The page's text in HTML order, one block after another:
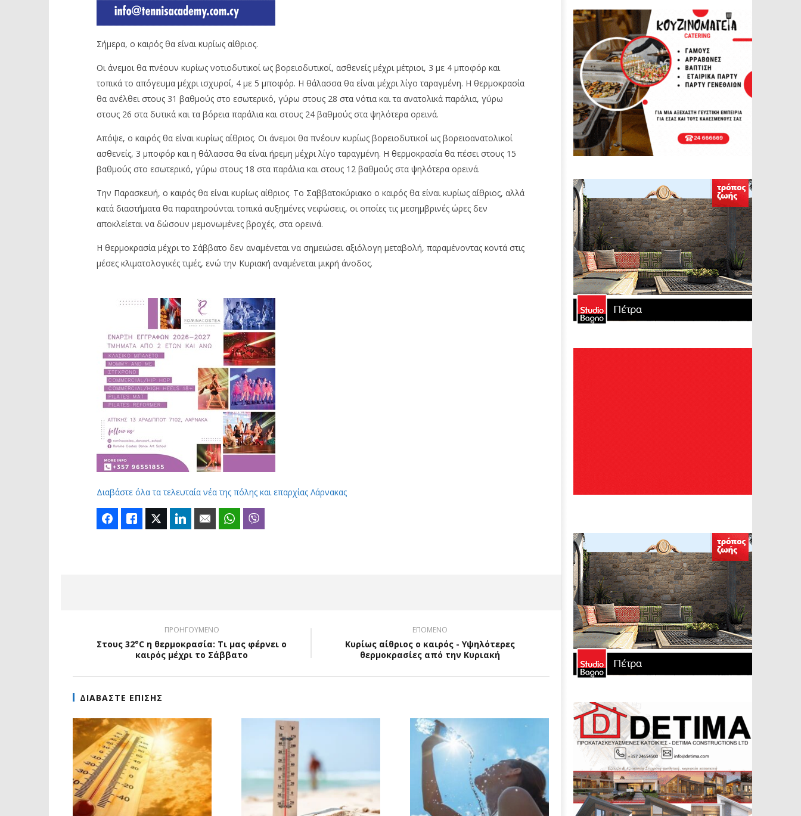
Σήμερα, ο καιρός θα είναι κυρίως αίθριος.
Οι άνεμοι θα πνέουν κυρίως νοτιοδυτικοί ως βορειοδυτικοί, ασθενείς μέχρι μέτριοι, 3 με 4 μποφόρ και
τοπικά το απόγευμα μέχρι ισχυροί, 4 με 5 μποφόρ. Η θάλασσα θα είναι μέχρι λίγο ταραγμένη. Η θερμοκρασία
θα ανέλθει στους 31 βαθμούς στο εσωτερικό, γύρω στους 28 στα νότια και τα ανατολικά παράλια, γύρω
στους 26 στα δυτικά και τα βόρεια παράλια και στους 24 βαθμούς στα ψηλότερα ορεινά.
Απόψε, ο καιρός θα είναι κυρίως αίθριος. Οι άνεμοι θα πνέουν κυρίως βορειοδυτικοί ως βορειοανατολικοί
ασθενείς, 3 μποφόρ και η θάλασσα θα είναι ήρεμη μέχρι λίγο ταραγμένη. Η θερμοκρασία θα πέσει στους 15
βαθμούς στο εσωτερικό, γύρω στους 18 στα παράλια και στους 12 βαθμούς στα ψηλότερα ορεινά.
Την Παρασκευή, ο καιρός θα είναι κυρίως αίθριος. Το Σαββατοκύριακο ο καιρός θα είναι κυρίως αίθριος, αλλά
κατά διαστήματα θα παρατηρούνται τοπικά αυξημένες νεφώσεις, οι οποίες τις μεσημβρινές ώρες δεν
αποκλείεται να δώσουν μεμονωμένες βροχές, στα ορεινά.
Η θερμοκρασία μέχρι το Σάββατο δεν αναμένεται να σημειώσει αξιόλογη μεταβολή, παραμένοντας κοντά στις
μέσες κλιματολογικές τιμές, ενώ την Κυριακή αναμένεται μικρή άνοδος.
Διαβάστε όλα τα τελευταία νέα της πόλης και επαρχίας Λάρνακας
FacebookLike Twitter LinkedIn Email WhatsApp
ΠΡΟΗΓΟΥΜΕΝΟ
Στους 32°C η θερμοκρασία: Τι μας φέρνει ο
καιρός μέχρι το Σάββατο
ΕΠΟΜΕΝΟ
Κυρίως αίθριος ο καιρός - Υψηλότερες
θερμοκρασίες από την Κυριακή
ΔΙΑΒΑΣΤΕ ΕΠΙΣΗΣ